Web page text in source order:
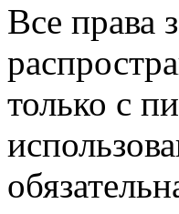
Все права
только с